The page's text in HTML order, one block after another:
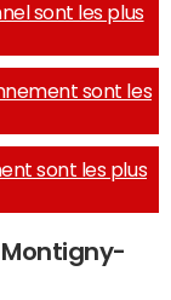
sont les plus
sont les
sont les plus